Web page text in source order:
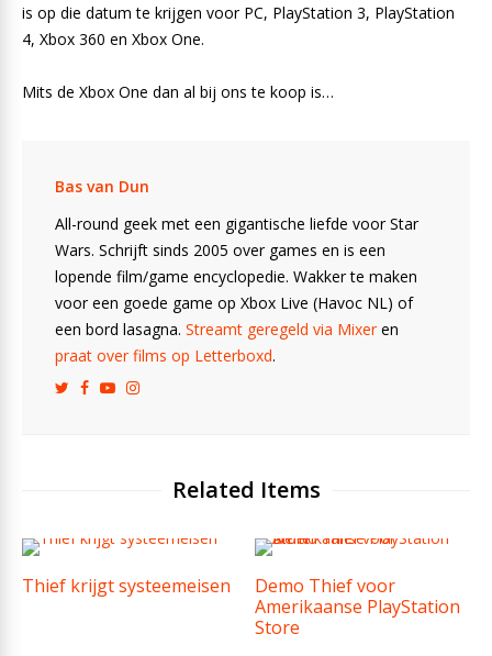
is op die datum te krijgen voor PC, PlayStation 3, PlayStation
4, Xbox 360 en Xbox One.
Mits de Xbox One dan al bij ons te koop is…
Bas van Dun
All-round geek met een gigantische liefde voor Star
Wars. Schrijft sinds 2005 over games en is een
lopende film/game encyclopedie. Wakker te maken
voor een goede game op Xbox Live (Havoc NL) of
een bord lasagna. Streamt geregeld via Mixeren
praat over films op Letterboxd.
Related Items
Thief krijgt systeemeisen
Demo Thief voor
Amerikaanse PlayStation
Store